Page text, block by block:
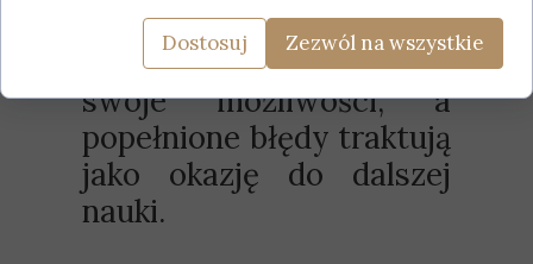
realistyczne cele. Bez
lęków wykorzystują
swoje możliwości, a
popełnione błędy traktują
jako okazję do dalszej
nauki.
Dostosuj Zezwól na wszystkie